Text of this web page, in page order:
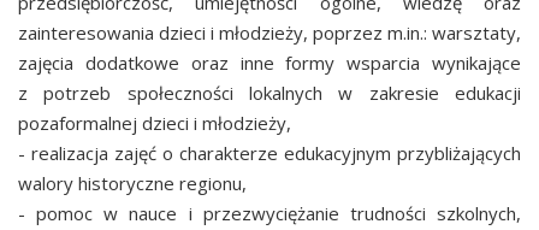
zainteresowania dzieci i młodzieży, poprzez m.in.: warsztaty,
zajęcia dodatkowe oraz inne formy wsparcia wynikające
z potrzeb społeczności lokalnych w zakresie edukacji
pozaformalnej dzieci i młodzieży,
- realizacja zajęć o charakterze edukacyjnym przybliżających
walory historyczne regionu,
- pomoc w nauce i przezwyciężanie trudności szkolnych,